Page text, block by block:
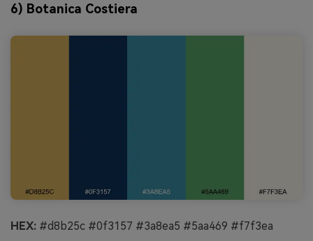
6) Botanica Costiera
HEX: #d8b25c #0f3157 #3a8ea5 #5aa469 #f7f3ea